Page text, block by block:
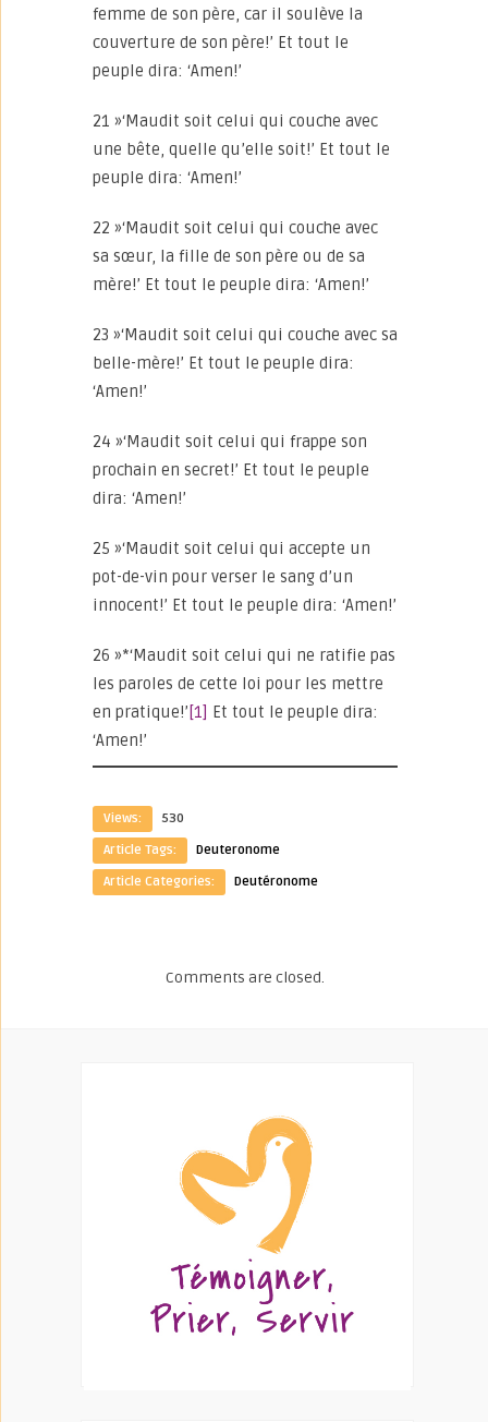
femme de son père, car il soulève la
couverture de son père!’ Et tout le
peuple dira: ‘Amen!’
21 »‘Maudit soit celui qui couche avec
une bête, quelle qu’elle soit!’ Et tout le
peuple dira: ‘Amen!’
22 »‘Maudit soit celui qui couche avec
sa sœur, la fille de son père ou de sa
mère!’ Et tout le peuple dira: ‘Amen!’
23 »‘Maudit soit celui qui couche avec sa
belle-mère!’ Et tout le peuple dira:
‘Amen!’
24 »‘Maudit soit celui qui frappe son
prochain en secret!’ Et tout le peuple
dira: ‘Amen!’
25 »‘Maudit soit celui qui accepte un
pot-de-vin pour verser le sang d’un
innocent!’ Et tout le peuple dira: ‘Amen!’
26 »*‘Maudit soit celui qui ne ratifie pas
les paroles de cette loi pour les mettre
en pratique!’ [1] Et tout le peuple dira:
‘Amen!’
Views:
530
Article Tags:
Deuteronome
Article Categories:
Deutéronome
Comments are closed.